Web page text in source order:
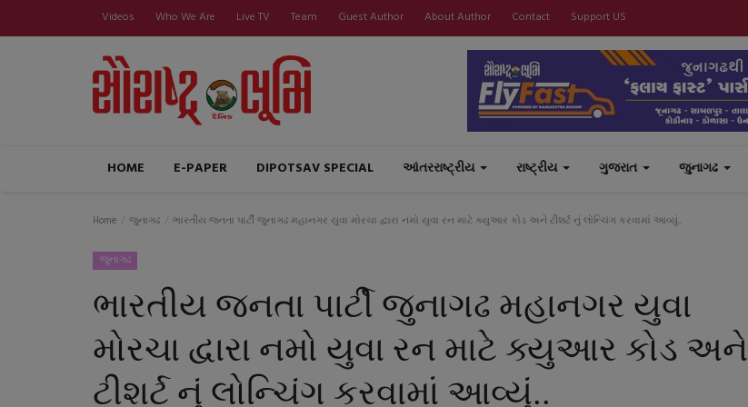
Videos Who We Are Live TV Team Guest Author About Author Contact Support US
HOME E-PAPER DIPOTSAV SPECIAL આંતરરાષ્ટ્રીય રાષ્ટ્રીય ગુજરાત જુનાગઢ
Home જુનાગઢ ભારતીય જનતા પાર્ટી જુનાગઢ મહાનગર યુવા મોરચા‌ દ્વારા નમો યુવા રન માટે ક્યુઆર કોડ અને ટીશર્ટ નું લોન્ચિંગ કરવામાં આવ્યું..
જુનાગઢ
ભારતીય જનતા પાર્ટી જુનાગઢ મહાનગર યુવા
મોરચા‌ દ્વારા નમો યુવા રન માટે ક્યુઆર કોડ અને
ટીશર્ટ નું લોન્ચિંગ કરવામાં આવ્યું..